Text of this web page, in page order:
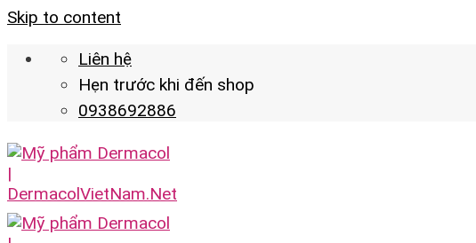
Skip to content
Liên hệ
Hẹn trước khi đến shop
0938692886